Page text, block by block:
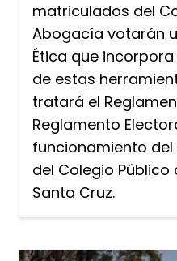
matriculados del
Abogacía votarán
Ética que
de estas
tratará el
Reglamento
funcionamiento del
del Colegio
Santa Cruz.